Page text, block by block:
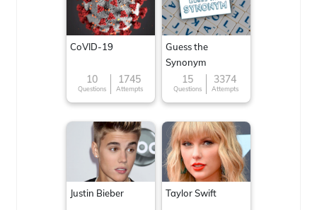
CoVID-19
10
Questions
1745
Attempts
Guess the
Synonym
15
Questions
3374
Attempts
Justin Bieber Taylor Swift